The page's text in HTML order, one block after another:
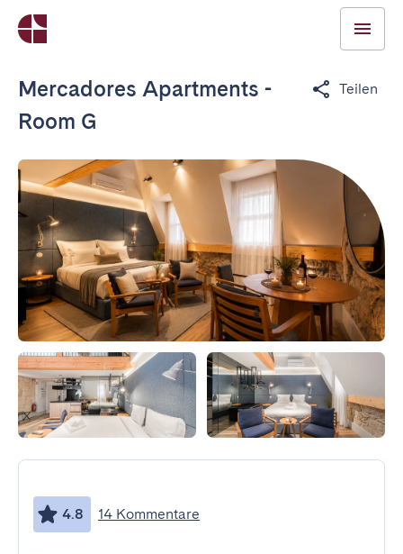
Mercadores Apartments -
Room G
Teilen
4.8 14 Kommentare